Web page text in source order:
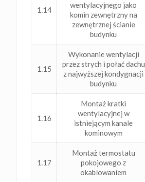
1.14
wentylacyjnego jako
komin zewnętrzny na
zewnętrznej ścianie
budynku
1.15
Wykonanie wentylacji
przez strych i połać dachu
z najwyższej kondygnacji
budynku
1.16
Montaż kratki
wentylacyjnej w
istniejącym kanale
kominowym
1.17
Montaż termostatu
pokojowego z
okablowaniem